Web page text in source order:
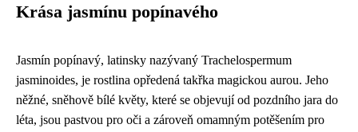
Krása jasmínu popínavého
Jasmín popínavý, latinsky nazývaný Trachelospermum
jasminoides, je rostlina opředená takřka magickou aurou. Jeho
něžné, sněhově bílé květy, které se objevují od pozdního jara do
léta, jsou pastvou pro oči a zároveň omamným potěšením pro